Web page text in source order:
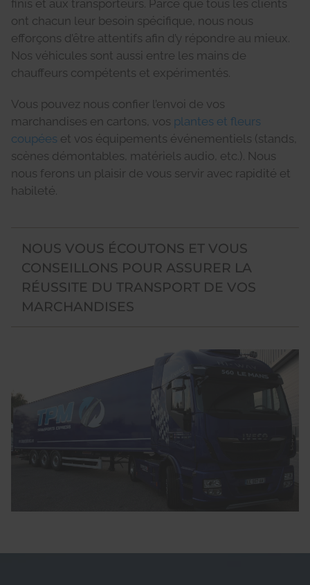
finis et aux transporteurs. Parce que tous les clients
ont chacun leur besoin spécifique, nous nous
efforçons d’être attentifs afin d’y répondre au mieux.
Nos véhicules sont aussi entre les mains de
chauffeurs compétents et expérimentés.
Vous pouvez nous confier l’envoi de vos
marchandises en cartons, vos plantes et fleurs
coupées et vos équipements événementiels (stands,
scènes démontables, matériels audio, etc.). Nous
nous ferons un plaisir de vous servir avec rapidité et
habileté.
NOUS VOUS ÉCOUTONS ET VOUS
CONSEILLONS POUR ASSURER LA
RÉUSSITE DU TRANSPORT DE VOS
MARCHANDISES